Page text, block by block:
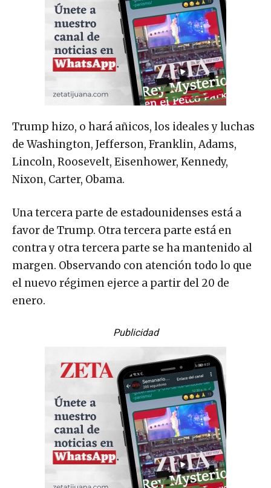
Trump hizo, o hará añicos, los ideales y luchas
de Washington, Jefferson, Franklin, Adams,
Lincoln, Roosevelt, Eisenhower, Kennedy,
Nixon, Carter, Obama.
Una tercera parte de estadounidenses está a
favor de Trump. Otra tercera parte está en
contra y otra tercera parte se ha mantenido al
margen. Observando con atención todo lo que
el nuevo régimen ejerce a partir del 20 de
enero.
Publicidad